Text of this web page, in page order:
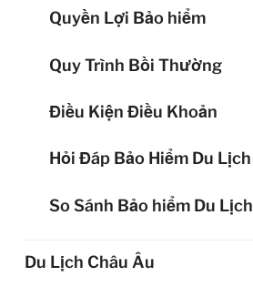
Quyền Lợi Bảo hiểm
Quy Trình Bồi Thường
Điều Kiện Điều Khoản
Hỏi Đáp Bảo Hiểm Du Lịch
So Sánh Bảo hiểm Du Lịch
Du Lịch Châu Âu